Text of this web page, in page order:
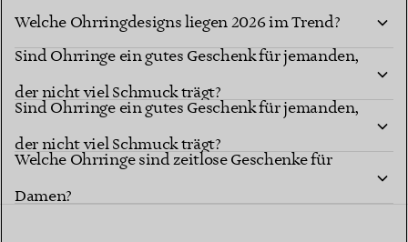
Welche Ohrringdesigns liegen 2026 im Trend?
Sind Ohrringe ein gutes Geschenk für jemanden,
der nicht viel Schmuck trägt?
Sind Ohrringe ein gutes Geschenk für jemanden,
der nicht viel Schmuck trägt?
Welche Ohrringe sind zeitlose Geschenke für
Damen?